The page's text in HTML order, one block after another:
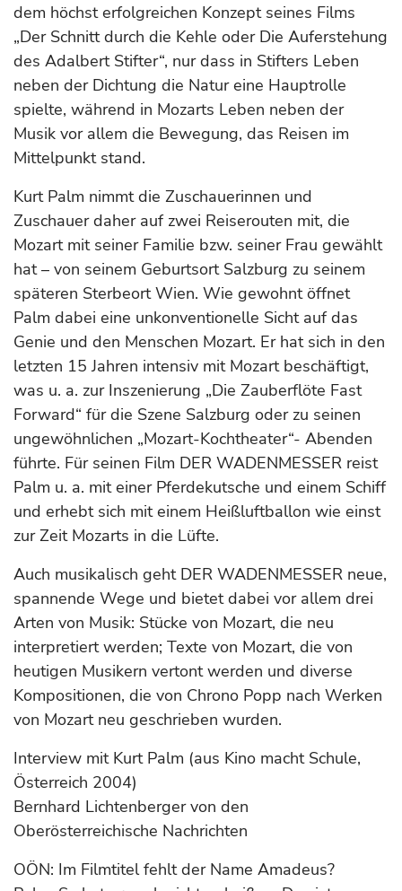
dem höchst erfolgreichen Konzept seines Films
„Der Schnitt durch die Kehle oder Die Auferstehung
des Adalbert Stifter“, nur dass in Stifters Leben
neben der Dichtung die Natur eine Hauptrolle
spielte, während in Mozarts Leben neben der
Musik vor allem die Bewegung, das Reisen im
Mittelpunkt stand.
Kurt Palm nimmt die Zuschauerinnen und
Zuschauer daher auf zwei Reiserouten mit, die
Mozart mit seiner Familie bzw. seiner Frau gewählt
hat – von seinem Geburtsort Salzburg zu seinem
späteren Sterbeort Wien. Wie gewohnt öffnet
Palm dabei eine unkonventionelle Sicht auf das
Genie und den Menschen Mozart. Er hat sich in den
letzten 15 Jahren intensiv mit Mozart beschäftigt,
was u. a. zur Inszenierung „Die Zauberflöte Fast
Forward“ für die Szene Salzburg oder zu seinen
ungewöhnlichen „Mozart-Kochtheater“- Abenden
führte. Für seinen Film DER WADENMESSER reist
Palm u. a. mit einer Pferdekutsche und einem Schiff
und erhebt sich mit einem Heißluftballon wie einst
zur Zeit Mozarts in die Lüfte.
Auch musikalisch geht DER WADENMESSER neue,
spannende Wege und bietet dabei vor allem drei
Arten von Musik: Stücke von Mozart, die neu
interpretiert werden; Texte von Mozart, die von
heutigen Musikern vertont werden und diverse
Kompositionen, die von Chrono Popp nach Werken
von Mozart neu geschrieben wurden.
Interview mit Kurt Palm (aus Kino macht Schule,
Österreich 2004)
Bernhard Lichtenberger von den
Oberösterreichische Nachrichten
OÖN: Im Filmtitel fehlt der Name Amadeus?